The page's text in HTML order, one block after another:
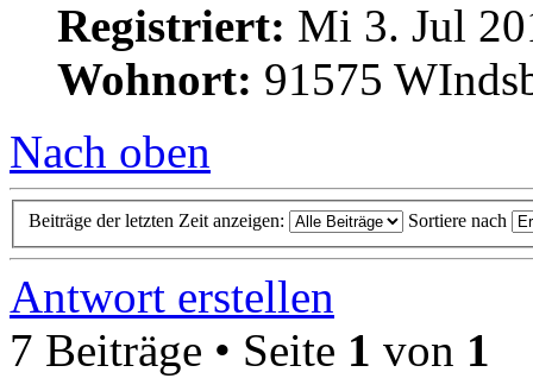
Registriert: Mi 3. Jul
Wohnort: 91575
Nach oben
Beiträge der letzten Zeit anzeigen: Sortiere nach
Antwort erstellen
7 Beiträge • Seite 1 von 1